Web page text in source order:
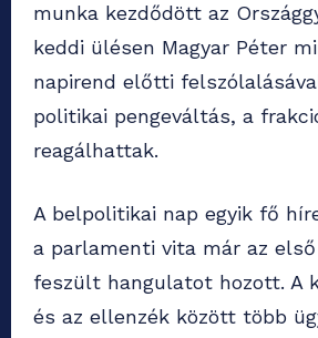
munka kezdődött az
keddi ülésen Magyar Péter
napirend előtti
politikai pengeváltás, a
reagálhattak.
A belpolitikai nap egyik fő
a parlamenti vita már az
feszült hangulatot hozott. A
és az ellenzék között több